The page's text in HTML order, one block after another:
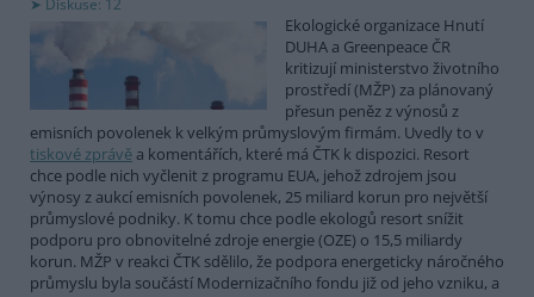
Ekologické organizace Hnutí
DUHA a Greenpeace ČR
kritizují ministerstvo životního
prostředí (MŽP) za plánovaný
přesun peněz z výnosů z
emisních povolenek k velkým průmyslovým firmám. Uvedly to v
tiskové zprávě a komentářích, které má ČTK k dispozici. Resort
chce podle nich vyčlenit z programu EUA, jehož zdrojem jsou
výnosy z aukcí emisních povolenek, 25 miliard korun pro největší
průmyslové podniky. K tomu chce podle ekologů resort snížit
podporu pro obnovitelné zdroje energie (OZE) o 15,5 miliardy
korun. MŽP v reakci ČTK sdělilo, že podpora energeticky náročného
průmyslu byla součástí Modernizačního fondu již od jeho vzniku, a